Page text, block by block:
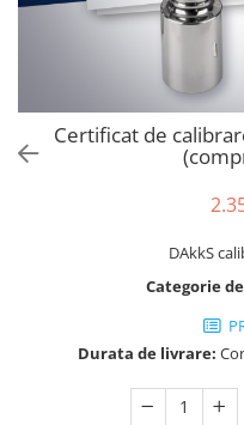
Cantare de banc
Cantare de numarare
Cantare drive-through
Cantare pentru paleti
Punti de cantarire
Cantar cu balustrada
Cantare cu platforma
Cantare cu scaun
Certificat de
DAkkS
Categorie
Durata de livrare: